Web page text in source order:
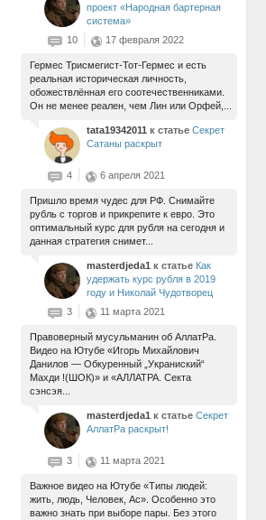
проект «Народная бартерная
система»
10
17 февраля 2022
Гермес Трисмегист-Тот-Гермес и есть
реальная историческая личность,
обожествлённая его соотечественниками.
Он не менее реален, чем Лин или Орфей,...
tata19342011 к статье Секрет
Сатаны раскрыт
4 6 апреля 2021
Пришло время чудес для РФ. Снимайте
рубль с торгов и прикрепите к евро. Это
оптимальный курс для рубля на сегодня и
данная стратегия снимет...
masterdjeda1 к статье Как
удержать курс рубля в 2019
году и Николай Чудотворец
3
11 марта 2021
Правоверный мусульманин об АллатРа.
Видео на Ютубе «Игорь Михайлович
Данилов — Обкуренный „Украниский“
Махди !(ШОК)» и «АЛЛАТРА. Секта
сэнсэя...
masterdjeda1 к статье Секрет
АллатРа раскрыт!
3 11 марта 2021
Важное видео на Ютубе «Типы людей:
жить, людь, Человек, Ас». Особенно это
важно знать при выборе пары. Без этого